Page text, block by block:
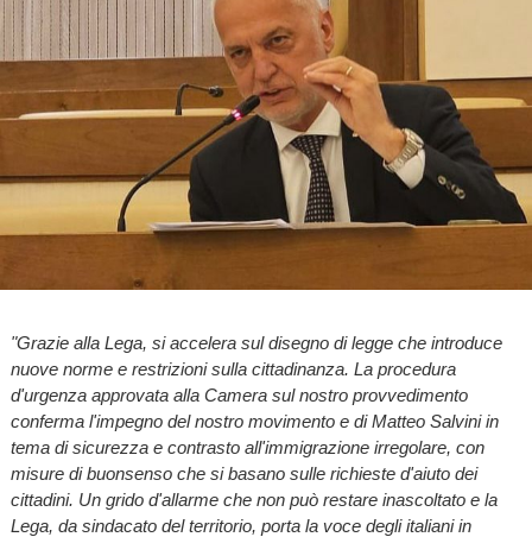
"Grazie alla Lega, si accelera sul disegno di legge che introduce
nuove norme e restrizioni sulla cittadinanza. La procedura
d'urgenza approvata alla Camera sul nostro provvedimento
conferma l'impegno del nostro movimento e di Matteo Salvini in
tema di sicurezza e contrasto all'immigrazione irregolare, con
misure di buonsenso che si basano sulle richieste d'aiuto dei
cittadini. Un grido d'allarme che non può restare inascoltato e la
Lega, da sindacato del territorio, porta la voce degli italiani in